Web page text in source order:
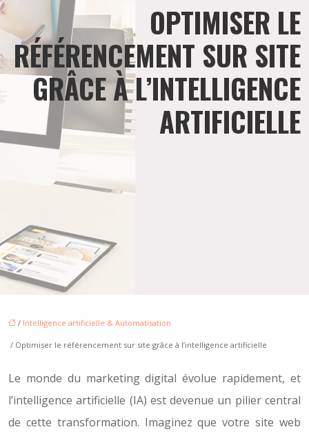
OPTIMISER LE
RÉFÉRENCEMENT SUR SITE
GRÂCE À L’INTELLIGENCE
ARTIFICIELLE
/ Intelligence artificielle & Automatisation
/ Optimiser le référencement sur site grâce à l’intelligence artificielle
Le monde du marketing digital évolue rapidement, et
l’intelligence artificielle (IA) est devenue un pilier central
de cette transformation. Imaginez que votre site web